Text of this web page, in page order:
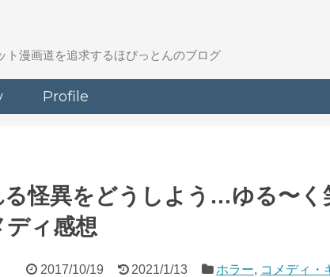
ト漫画道を追求するほぴっとんのブログ
Profile
怪異をどうしよう…ゆる〜く
ディ感想
2017/10/19 2021/1/13 ホラー, コメディ・